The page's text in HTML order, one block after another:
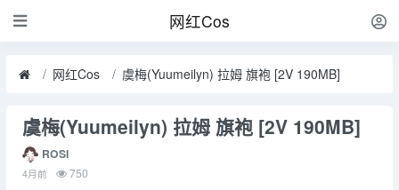
网红Cos
网红Cos 虞梅(Yuumeilyn) 拉姆 旗袍 [2V 190MB]
虞梅(Yuumeilyn) 拉姆 旗袍 [2V 190MB]
ROSI
4月前 750